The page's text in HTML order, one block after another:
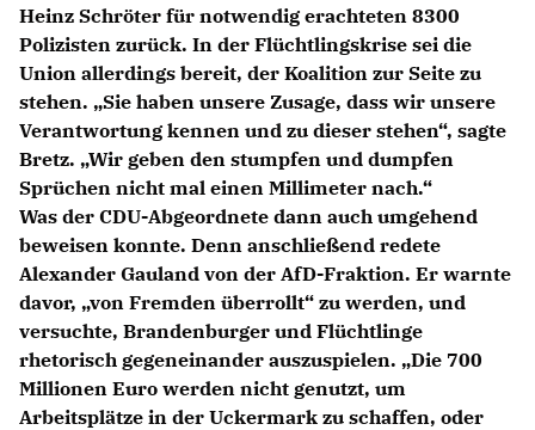
CDU Brandenburg
CDU Potsdam
Heinz Schröter für notwendig erachteten 8300
Polizisten zurück. In der Flüchtlingskrise sei die
Union allerdings bereit, der Koalition zur Seite zu
stehen. „Sie haben unsere Zusage, dass wir unsere
Verantwortung kennen und zu dieser stehen“, sagte
Bretz. „Wir geben den stumpfen und dumpfen
Sprüchen nicht mal einen Millimeter nach.“
Was der CDU-Abgeordnete dann auch umgehend
beweisen konnte. Denn anschließend redete
Alexander Gauland von der AfD-Fraktion. Er warnte
davor, „von Fremden überrollt“ zu werden, und
versuchte, Brandenburger und Flüchtlinge
rhetorisch gegeneinander auszuspielen. „Die 700
Millionen Euro werden nicht genutzt, um
Arbeitsplätze in der Uckermark zu schaffen, oder